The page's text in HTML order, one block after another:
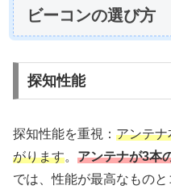
ビーコンの選び方
探知性能
探知性能を重視： アンテナ
がります。 アンテナが3本
では、性能が最高なもの